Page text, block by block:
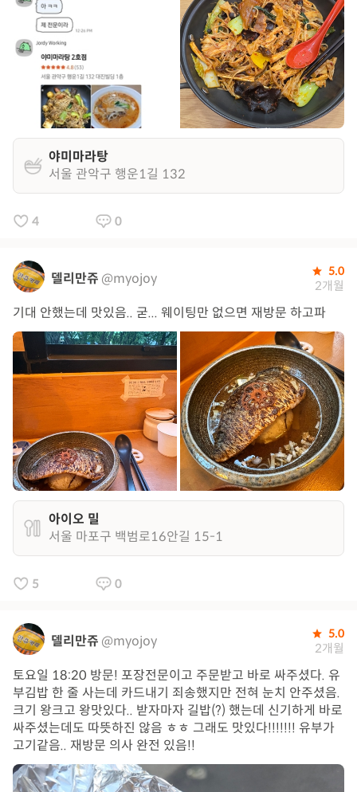
야미마라탕
서울 관악구 행운1길 132
4 0
델리만쥬 @myojoy 5.0
2개월
기대 안했는데 맛있음.. 굳... 웨이팅만 없으면 재방문 하고파
아이오 밀
서울 마포구 백범로16안길 15-1
5 0
델리만쥬 @myojoy 5.0
2개월
토요일 18:20 방문! 포장전문이고 주문받고 바로 싸주셨다. 유
부김밥 한 줄 사는데 카드내기 죄송했지만 전혀 눈치 안주셨음.
크기 왕크고 왕맛있다.. 받자마자 길밥(?) 했는데 신기하게 바로
싸주셨는데도 따뜻하진 않음 ㅎㅎ 그래도 맛있다!!!!!!! 유부가
고기같음.. 재방문 의사 완전 있음!!